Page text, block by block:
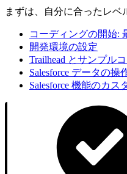
まずは、自分に合ったレベ
コーディングの開始:
開発環境の設定
Trailhead とサンプル
Salesforce データの操
Salesforce 機能のカス